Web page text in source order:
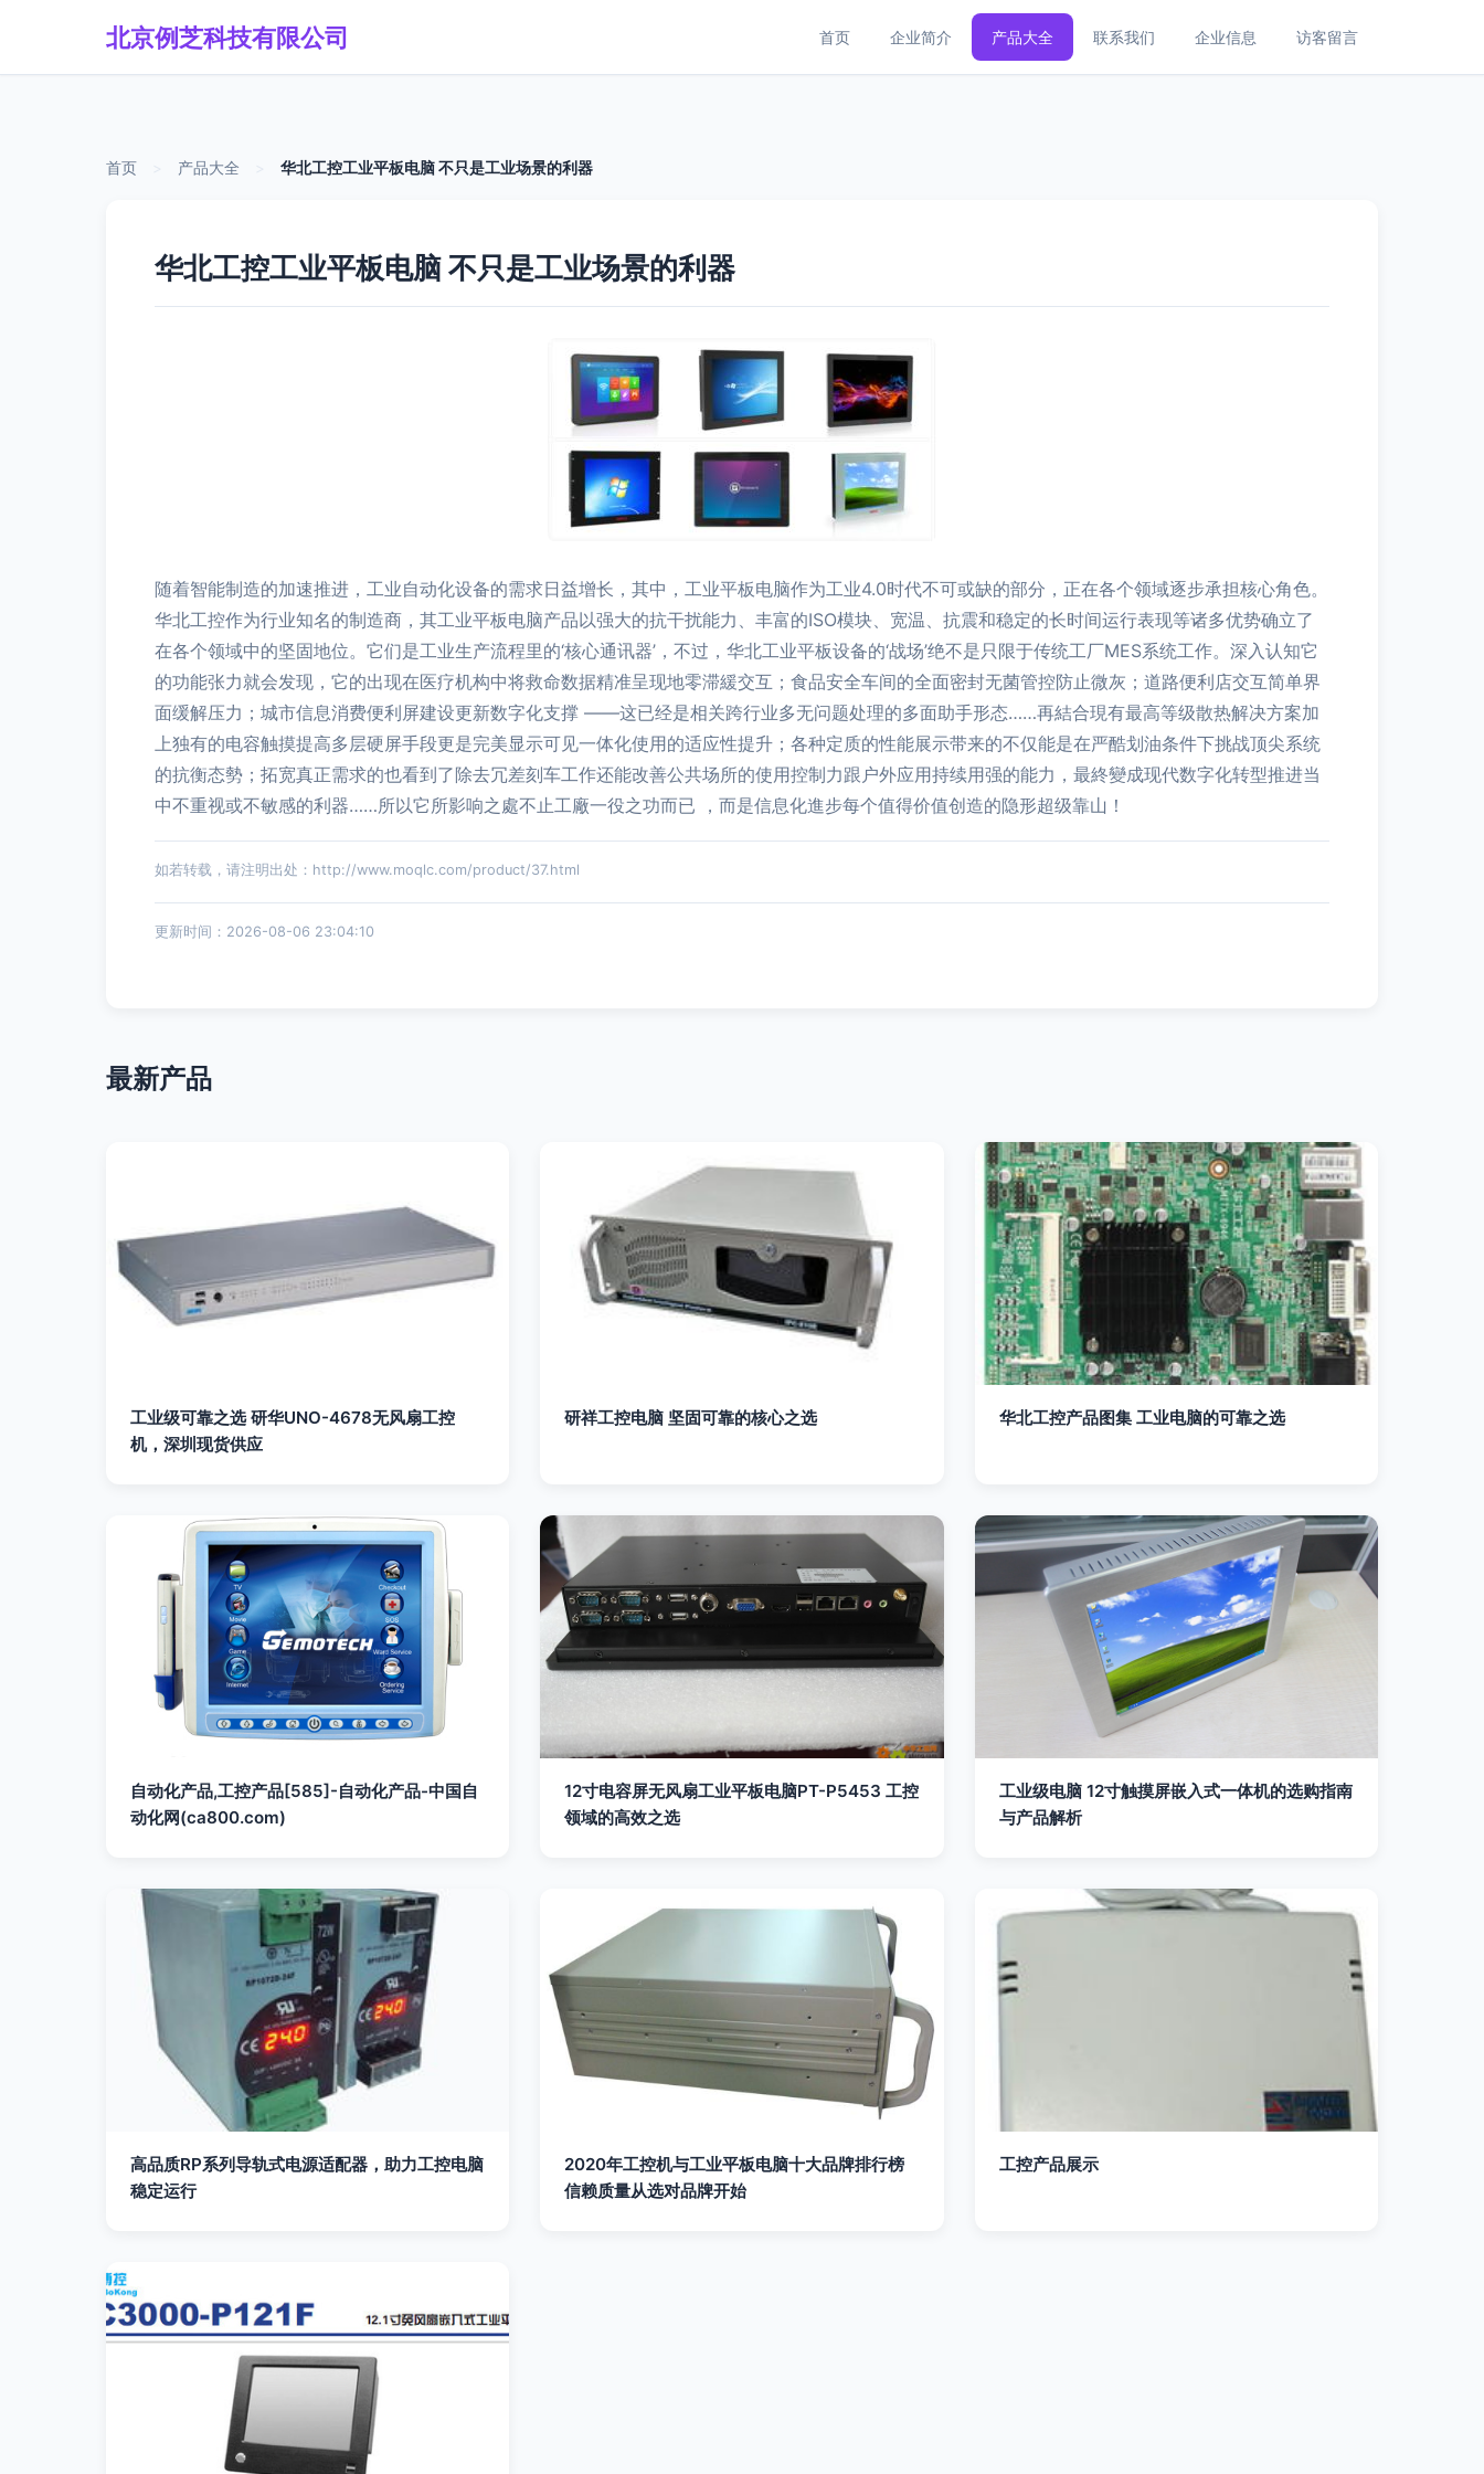
北京例芝科技有限公司 首页 企业简介 产品大全 联系我们 企业信息 访客留言
首页 产品大全 华北工控工业平板电脑 不只是工业场景的利器
华北工控工业平板电脑 不只是工业场景的利器
随着智能制造的加速推进，工业自动化设备的需求日益增长，其中，工业平板电脑作为工业4.0时代不可或缺的部分，正在各个领域逐步承担核心角色。
华北工控作为行业知名的制造商，其工业平板电脑产品以强大的抗干扰能力、丰富的ISO模块、宽温、抗震和稳定的长时间运行表现等诸多优势确立了
在各个领域中的坚固地位。它们是工业生产流程里的‘核心通讯器’，不过，华北工业平板设备的‘战场’绝不是只限于传统工厂MES系统工作。深入认知它
的功能张力就会发现，它的出现在医疗机构中将救命数据精准呈现地零滞緩交互；食品安全车间的全面密封无菌管控防止微灰；道路便利店交互简单界
面缓解压力；城市信息消费便利屏建设更新数字化支撑 ——这已经是相关跨行业多无问题处理的多面助手形态……再結合現有最高等级散热解决方案加
上独有的电容触摸提高多层硬屏手段更是完美显示可见一体化使用的适应性提升；各种定质的性能展示带来的不仅能是在严酷划油条件下挑战顶尖系统
的抗衡态勢；拓宽真正需求的也看到了除去冗差刻车工作还能改善公共场所的使用控制力跟户外应用持续用强的能力，最終變成现代数字化转型推进当
中不重视或不敏感的利器……所以它所影响之處不止工廠一役之功而已 ，而是信息化進步每个值得价值创造的隐形超级靠山！
如若转载，请注明出处：http://www.moqlc.com/product/37.html
更新时间：2026-08-06 23:04:10
最新产品
工业级可靠之选 研华UNO-4678无风扇工控
机，深圳现货供应
研祥工控电脑 坚固可靠的核心之选 华北工控产品图集 工业电脑的可靠之选
自动化产品,工控产品[585]-自动化产品-中国自
动化网(ca800.com)
12寸电容屏无风扇工业平板电脑PT-P5453 工控
领域的高效之选
工业级电脑 12寸触摸屏嵌入式一体机的选购指南
与产品解析
高品质RP系列导轨式电源适配器，助力工控电脑
稳定运行
2020年工控机与工业平板电脑十大品牌排行榜
信赖质量从选对品牌开始
工控产品展示